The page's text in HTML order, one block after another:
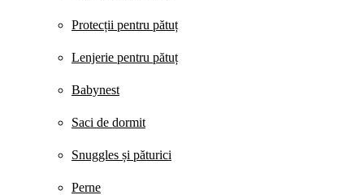
Protecții pentru pătuț
Lenjerie pentru pătuț
Babynest
Saci de dormit
Snuggles și păturici
Perne